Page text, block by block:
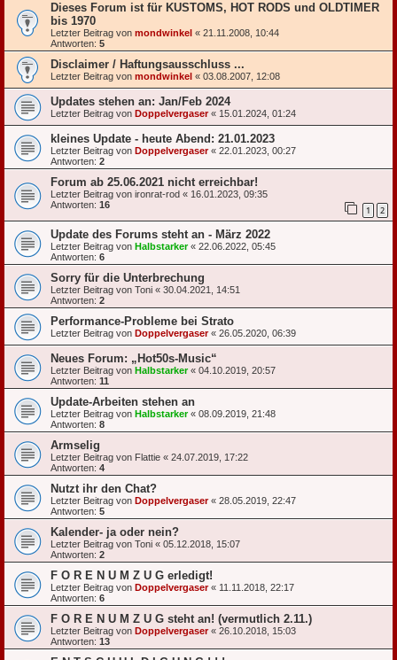
Dieses Forum ist für KUSTOMS, HOT RODS und OLDTIMER
bis 1970
Letzter Beitrag von mondwinkel « 21.11.2008, 10:44
Antworten: 5
Disclaimer / Haftungsausschluss ...
Letzter Beitrag von mondwinkel « 03.08.2007, 12:08
Updates stehen an: Jan/Feb 2024
Letzter Beitrag von Doppelvergaser« 15.01.2024, 01:24
kleines Update - heute Abend: 21.01.2023
Letzter Beitrag von Doppelvergaser« 22.01.2023, 00:27
Antworten: 2
Forum ab 25.06.2021 nicht erreichbar!
Letzter Beitrag von ironrat-rod « 16.01.2023, 09:35
Antworten: 16 1 2
Update des Forums steht an - März 2022
Letzter Beitrag von Halbstarker« 22.06.2022, 05:45
Antworten: 6
Sorry für die Unterbrechung
Letzter Beitrag von Toni « 30.04.2021, 14:51
Antworten: 2
Performance-Probleme bei Strato
Letzter Beitrag von Doppelvergaser« 26.05.2020, 06:39
Neues Forum: „Hot50s-Music“
Letzter Beitrag von Halbstarker« 04.10.2019, 20:57
Antworten: 11
Update-Arbeiten stehen an
Letzter Beitrag von Halbstarker« 08.09.2019, 21:48
Antworten: 8
Armselig
Letzter Beitrag von Flattie « 24.07.2019, 17:22
Antworten: 4
Nutzt ihr den Chat?
Letzter Beitrag von Doppelvergaser« 28.05.2019, 22:47
Antworten: 5
Kalender- ja oder nein?
Letzter Beitrag von Toni « 05.12.2018, 15:07
Antworten: 2
F O R E N U M Z U G erledigt!
Letzter Beitrag von Doppelvergaser« 11.11.2018, 22:17
Antworten: 6
F O R E N U M Z U G steht an! (vermutlich 2.11.)
Letzter Beitrag von Doppelvergaser« 26.10.2018, 15:03
Antworten: 13